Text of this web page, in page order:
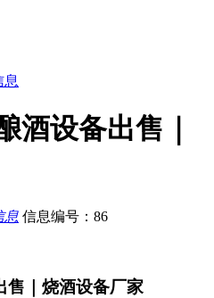
息
酒设备出售｜
息 信息编号：86
售｜烧酒设备厂家